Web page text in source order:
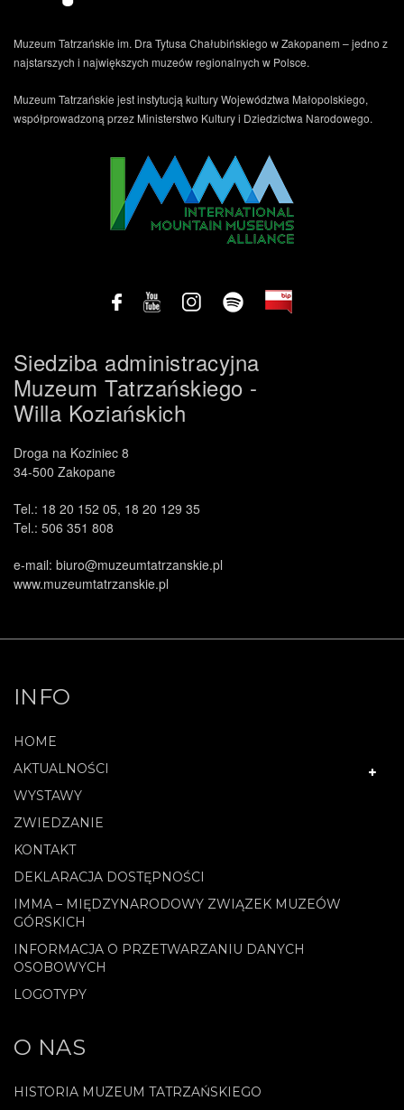
Muzeum Tatrzańskie im. Dra Tytusa Chałubińskiego w Zakopanem – jedno z
najstarszych i największych muzeów regionalnych w Polsce.
Muzeum Tatrzańskie jest instytucją kultury Województwa Małopolskiego,
współprowadzoną przez Ministerstwo Kultury i Dziedzictwa Narodowego.
Siedziba administracyjna
Muzeum Tatrzańskiego -
Willa Koziańskich
Droga na Koziniec 8
34-500 Zakopane
Tel.: 18 20 152 05, 18 20 129 35
Tel.: 506 351 808
e-mail: biuro@muzeumtatrzanskie.pl
www.muzeumtatrzanskie.pl
INFO
HOME
AKTUALNOŚCI
WYSTAWY
ZWIEDZANIE
KONTAKT
DEKLARACJA DOSTĘPNOŚCI
IMMA – MIĘDZYNARODOWY ZWIĄZEK MUZEÓW
GÓRSKICH
INFORMACJA O PRZETWARZANIU DANYCH
OSOBOWYCH
LOGOTYPY
O NAS
HISTORIA MUZEUM TATRZAŃSKIEGO